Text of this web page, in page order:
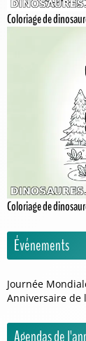
Coloriage de
Coloriage de
Événements
Journée
Anniversaire de
Agendas de